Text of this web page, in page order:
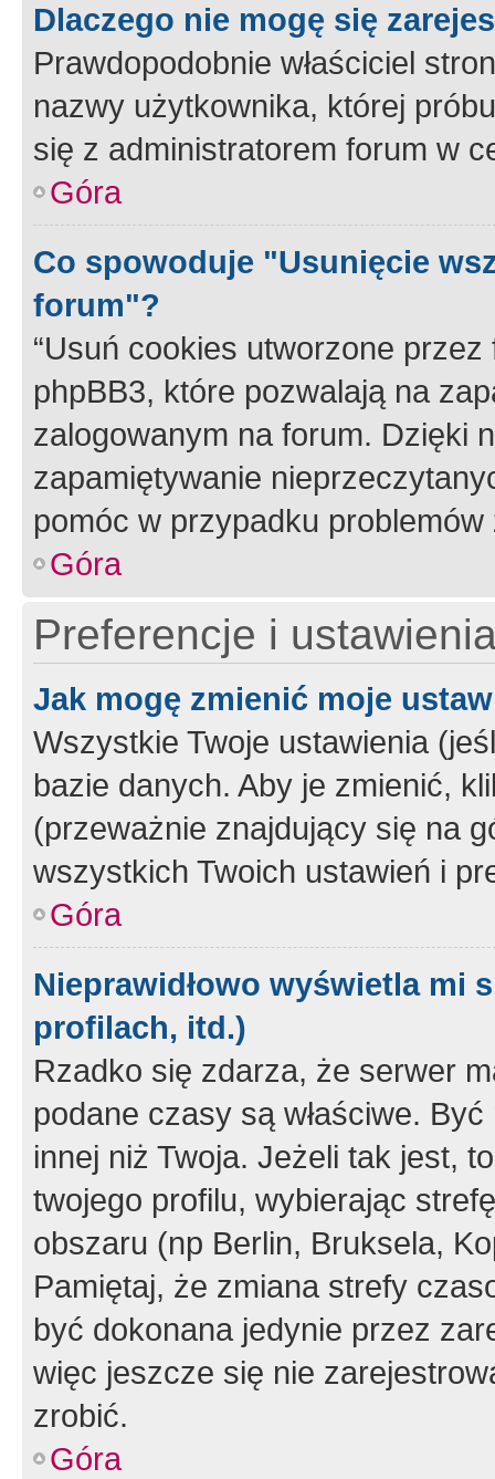
Dlaczego nie mogę się
Prawdopodobnie właściciel
nazwy użytkownika, której
się z administratorem forum w
Góra
Co spowoduje "Usunięcie
forum"?
“Usuń cookies utworzone
phpBB3, które pozwalają na
zalogowanym na forum. Dzięki
zapamiętywanie
pomóc w przypadku
Góra
Preferencje i
Jak mogę zmienić moje
Wszystkie Twoje ustawienia
bazie danych. Aby je zmienić,
(przeważnie znajdujący się na
wszystkich Twoich ustawień i
Góra
Nieprawidłowo wyświetla mi
profilach, itd.)
Rzadko się zdarza, że serwer
podane czasy są właściwe.
innej niż Twoja. Jeżeli tak jest,
twojego profilu, wybierając
obszaru (np Berlin, Bruksela,
Pamiętaj, że zmiana strefy
być dokonana jedynie przez
więc jeszcze się nie
zrobić.
Góra